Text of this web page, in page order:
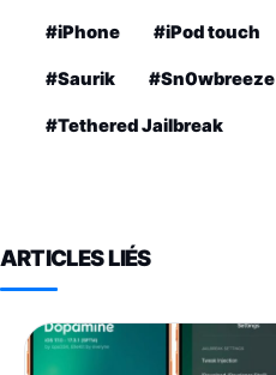
#iPhone #iPod touch
#Saurik #Sn0wbreeze
#Tethered Jailbreak
ARTICLES LIÉS